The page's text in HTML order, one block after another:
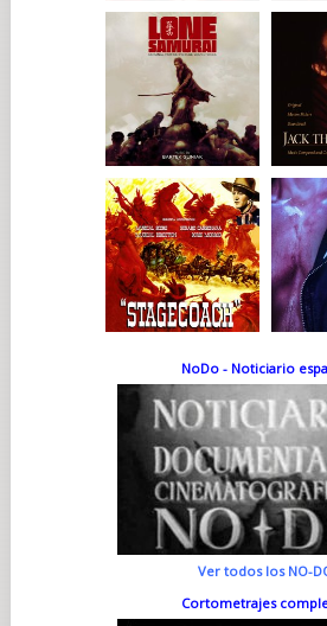
NoDo - Noticiario
Ver todos los NO-
Cortometrajes